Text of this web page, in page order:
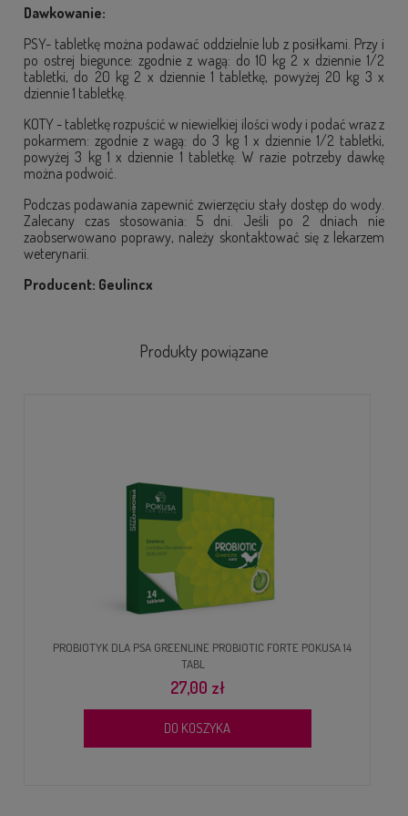
Dawkowanie:
PSY- tabletkę można podawać oddzielnie lub z posiłkami. Przy i
po ostrej biegunce: zgodnie z wagą: do 10 kg 2 x dziennie 1/2
tabletki, do 20 kg 2 x dziennie 1 tabletkę, powyżej 20 kg 3 x
dziennie 1 tabletkę.
KOTY - tabletkę rozpuścić w niewielkiej ilości wody i podać wraz z
pokarmem: zgodnie z wagą: do 3 kg 1 x dziennie 1/2 tabletki,
powyżej 3 kg 1 x dziennie 1 tabletkę. W razie potrzeby dawkę
można podwoić.
Podczas podawania zapewnić zwierzęciu stały dostęp do wody.
Zalecany czas stosowania: 5 dni. Jeśli po 2 dniach nie
zaobserwowano poprawy, należy skontaktować się z lekarzem
weterynarii.
Producent: Geulincx
Produkty powiązane
PROBIOTYK DLA PSA GREENLINE PROBIOTIC FORTE POKUSA 14
TABL
27,00 zł
DO KOSZYKA